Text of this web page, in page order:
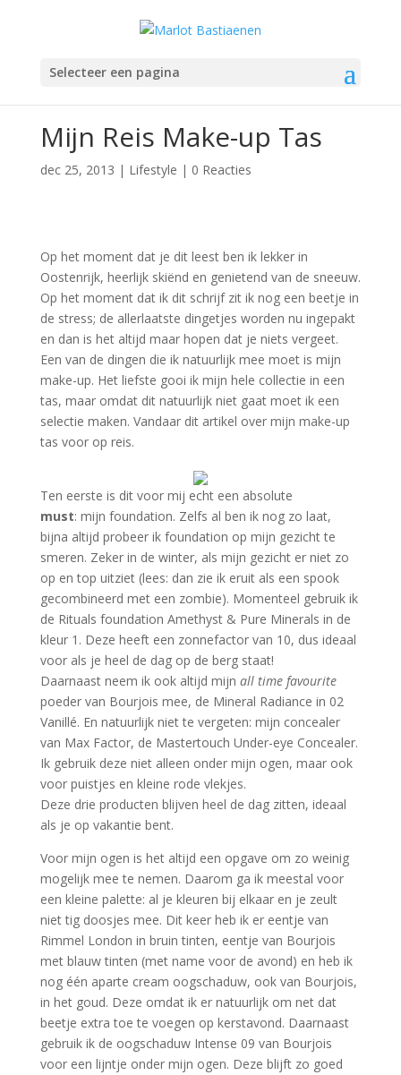
Selecteer een pagina
Mijn Reis Make-up Tas
dec 25, 2013 | Lifestyle | 0 Reacties
Op het moment dat je dit leest ben ik lekker in
Oostenrijk, heerlijk skiënd en genietend van de sneeuw.
Op het moment dat ik dit schrijf zit ik nog een beetje in
de stress; de allerlaatste dingetjes worden nu ingepakt
en dan is het altijd maar hopen dat je niets vergeet.
Een van de dingen die ik natuurlijk mee moet is mijn
make-up. Het liefste gooi ik mijn hele collectie in een
tas, maar omdat dit natuurlijk niet gaat moet ik een
selectie maken. Vandaar dit artikel over mijn make-up
tas voor op reis.
Ten eerste is dit voor mij echt een absolute
must: mijn foundation. Zelfs al ben ik nog zo laat,
bijna altijd probeer ik foundation op mijn gezicht te
smeren. Zeker in de winter, als mijn gezicht er niet zo
op en top uitziet (lees: dan zie ik eruit als een spook
gecombineerd met een zombie). Momenteel gebruik ik
de Rituals foundation Amethyst & Pure Minerals in de
kleur 1. Deze heeft een zonnefactor van 10, dus ideaal
voor als je heel de dag op de berg staat!
Daarnaast neem ik ook altijd mijn all time favourite
poeder van Bourjois mee, de Mineral Radiance in 02
Vanillé. En natuurlijk niet te vergeten: mijn concealer
van Max Factor, de Mastertouch Under-eye Concealer.
Ik gebruik deze niet alleen onder mijn ogen, maar ook
voor puistjes en kleine rode vlekjes.
Deze drie producten blijven heel de dag zitten, ideaal
als je op vakantie bent.
Voor mijn ogen is het altijd een opgave om zo weinig
mogelijk mee te nemen. Daarom ga ik meestal voor
een kleine palette: al je kleuren bij elkaar en je zeult
niet tig doosjes mee. Dit keer heb ik er eentje van
Rimmel London in bruin tinten, eentje van Bourjois
met blauw tinten (met name voor de avond) en heb ik
nog één aparte cream oogschaduw, ook van Bourjois,
in het goud. Deze omdat ik er natuurlijk om net dat
beetje extra toe te voegen op kerstavond. Daarnaast
gebruik ik de oogschaduw Intense 09 van Bourjois
voor een lijntje onder mijn ogen. Deze blijft zo goed